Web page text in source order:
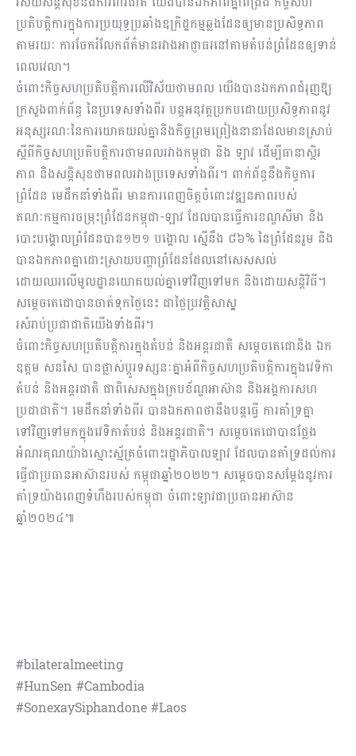
ប្រតិបត្តិការក្នុងការប្រយុទ្ធប្រឆាំងឧក្រិដ្ឋកម្មឆ្លងដែនឲ្យមានប្រសិទ្ធភាព
តាមរយៈ ការចែករំលែកព័ត៌មានរវាងអាជ្ញាធរនៅតាមតំបន់ព្រំដែនឲ្យទាន់
ពេលវេលា។
ចំពោះកិច្ចសហប្រតិបត្តិការលើវិស័យថាមពល យើងបានឯកភាពជំរុញឱ្យ
ក្រសួងពាក់ព័ន្ធ នៃប្រទេសទាំងពីរ បន្តអនុវត្តប្រកបដោយប្រសិទ្ធភាពនូវ
អនុស្សរណៈនៃការយោគយល់គ្នានិងកិច្ចព្រមព្រៀងនានាដែលមានស្រាប់
ស្ដីពីកិច្ចសហប្រតិបត្តិការថាមពលរវាងកម្ពុជា និង ឡាវ ដើម្បីធានាស្ថិរ
ភាព និងសន្តិសុខថាមពលរវាងប្រទេសទាំងពីរ។ ពាក់ព័ន្ធនឹងកិច្ចការ
ព្រំដែន មេដឹកនាំទាំងពីរ មានការពេញចិត្តចំពោះវឌ្ឍនភាពរបស់
គណៈកម្មការចម្រុះព្រំដែនកម្ពុជា-ឡាវ ដែលបានធ្វើការខណ្ឌសីមា និង
បោះបង្គោលព្រំដែនបាន១២១ បង្គោល ស្មើនឹង ៨៦% នៃព្រំដែនរួម និង
បានឯកភាពគ្នាដោះស្រាយបញ្ហាព្រំដែនដែលនៅសេសសល់
ដោយឈរលើមូលដ្ឋានយោគយល់គ្នាទៅវិញទៅមក និងដោយសន្តិវិធី។
សម្តេចតេជោបានចាត់ទុកថ្ងៃនេះ ជាថ្ងៃប្រវត្តិសាស្ត្
រសំរាប់ប្រជាជាតិយើងទាំងពីរ។
ចំពោះកិច្ចសហប្រតិបត្តិការក្នុងតំបន់ និងអន្តរជាតិ សម្តេចតេជោនិង ឯក
ឧត្តម សនសៃ បានផ្លាស់ប្តូរទស្សនៈគ្នាអំពីកិច្ចសហប្រតិបត្តិការក្នុងវេទិកា
តំបន់ និងអន្តរជាតិ ជាពិសេសក្នុងក្របខ័ណ្ឌអាស៊ាន និងអង្គការសហ
ប្រជាជាតិ។ មេដឹកនាំទាំងពីរ បានឯកភាពថានឹងបន្តធ្វើ ការគាំទ្រគ្នា
ទៅវិញទៅមកក្នុងវេទិកាតំបន់ និងអន្តរជាតិ។ សម្តេចតេជោបានថ្លែង
អំណរគុណយ៉ាងស្មោះស្ម័គ្រចំពោះរដ្ឋាភិបាលឡាវ ដែលបានគាំទ្រដល់ការ
ធ្វើជាប្រធានអាស៊ានរបស់ កម្ពុជាឆ្នាំ២០២២។ សម្តេចបានសម្តែងនូវការ
គាំទ្រយ៉ាងពេញទំហឹងរបស់កម្ពុជា ចំពោះឡាវជាប្រធានអាស៊ាន
ឆ្នាំ២០២៤៕
#bilateralmeeting
#HunSen #Cambodia
#SonexaySiphandone #Laos